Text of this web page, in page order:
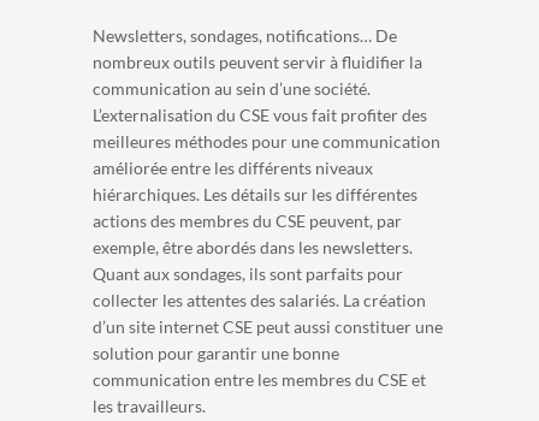
Newsletters, sondages, notifications… De
nombreux outils peuvent servir à fluidifier la
communication au sein d’une société.
L’externalisation du CSE vous fait profiter des
meilleures méthodes pour une communication
améliorée entre les différents niveaux
hiérarchiques. Les détails sur les différentes
actions des membres du CSE peuvent, par
exemple, être abordés dans les newsletters.
Quant aux sondages, ils sont parfaits pour
collecter les attentes des salariés. La création
d’un site internet CSE peut aussi constituer une
solution pour garantir une bonne
communication entre les membres du CSE et
les travailleurs.